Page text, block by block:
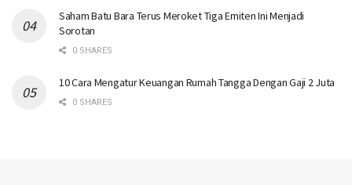
Saham Batu Bara Terus Meroket Tiga Emiten Ini Menjadi
Sorotan
0 SHARES
10 Cara Mengatur Keuangan Rumah Tangga Dengan Gaji 2 Juta
0 SHARES